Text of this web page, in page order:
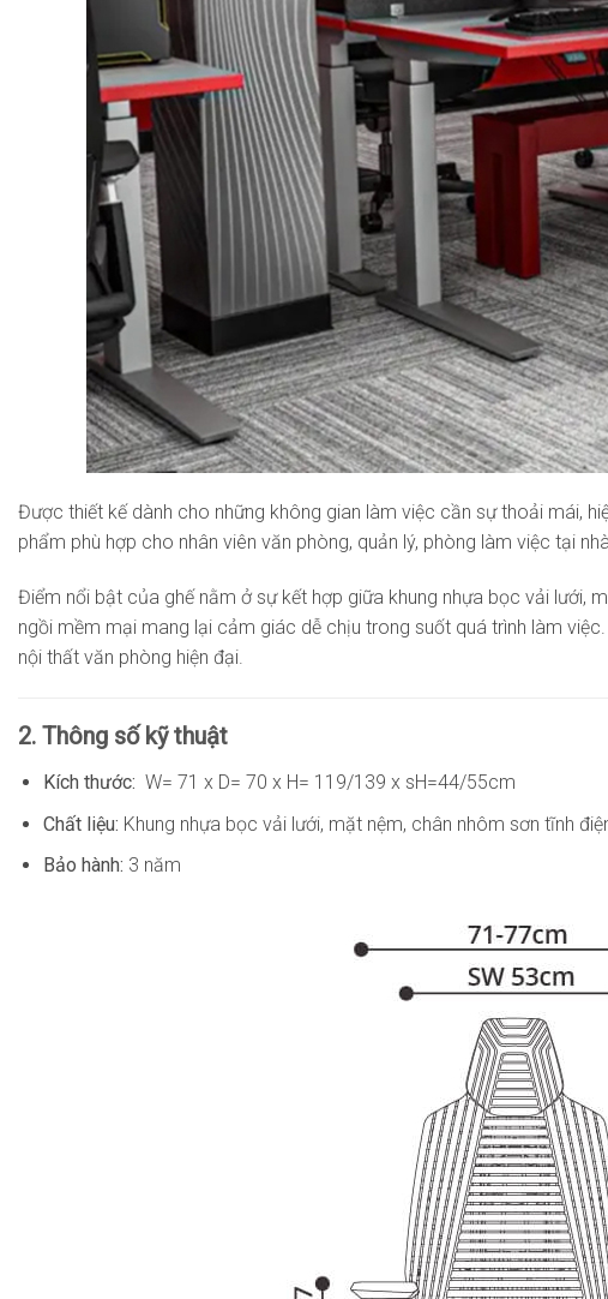
Được thiết kế dành cho những không gian làm việc cần sự thoải mái,
phẩm phù hợp cho nhân viên văn phòng, quản lý, phòng làm việc tại
Điểm nổi bật của ghế nằm ở sự kết hợp giữa khung nhựa bọc vải lưới,
ngồi mềm mại mang lại cảm giác dễ chịu trong suốt quá trình làm
nội thất văn phòng hiện đại.
2. Thông số kỹ thuật
Kích thước: W= 71 x D= 70 x H= 119/139 x sH=44/55cm
Chất liệu: Khung nhựa bọc vải lưới, mặt nệm, chân nhôm sơn tĩnh
Bảo hành: 3 năm